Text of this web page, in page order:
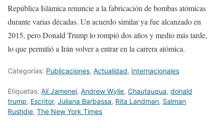
República Islámica renuncie a la fabricación de bombas atómicas
durante varias décadas. Un acuerdo similar ya fue alcanzado en
2015, pero Donald Trump lo rompió dos años y medio más tarde,
lo que permitió a Irán volver a entrar en la carrera atómica.
Categorías: Publicaciones, Actualidad, Internacionales
Etiquetas: Alí Jamenei, Andrew Wylie, Chautauqua, donald
trump, Escritor, Juliana Barbassa, Rita Landman, Salman
Rushdie, The New York Times